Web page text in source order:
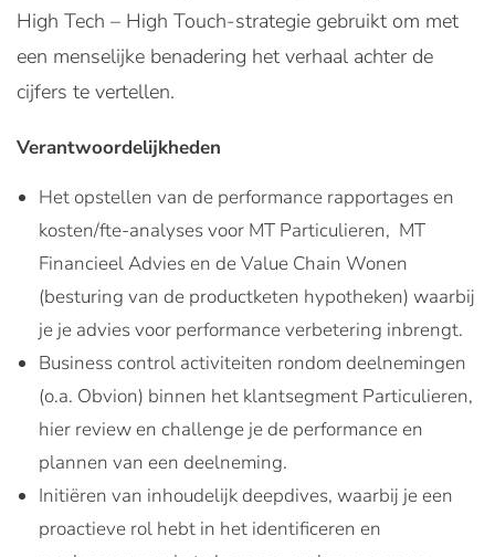
High Tech – High Touch-strategie gebruikt om met
een menselijke benadering het verhaal achter de
cijfers te vertellen.
Verantwoordelijkheden
Het opstellen van de performance rapportages en
kosten/fte-analyses voor MT Particulieren, MT
Financieel Advies en de Value Chain Wonen
(besturing van de productketen hypotheken) waarbij
je je advies voor performance verbetering inbrengt.
Business control activiteiten rondom deelnemingen
(o.a. Obvion) binnen het klantsegment Particulieren,
hier review en challenge je de performance en
plannen van een deelneming.
Initiëren van inhoudelijk deepdives, waarbij je een
proactieve rol hebt in het identificeren en